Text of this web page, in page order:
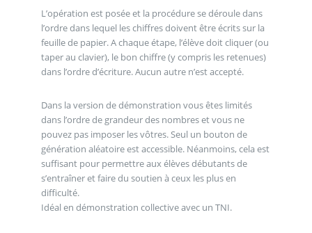
L’opération est posée et la procédure se déroule dans
l’ordre dans lequel les chiffres doivent être écrits sur la
feuille de papier. A chaque étape, l’élève doit cliquer (ou
taper au clavier), le bon chiffre (y compris les retenues)
dans l’ordre d’écriture. Aucun autre n’est accepté.
Dans la version de démonstration vous êtes limités
dans l’ordre de grandeur des nombres et vous ne
pouvez pas imposer les vôtres. Seul un bouton de
génération aléatoire est accessible. Néanmoins, cela est
suffisant pour permettre aux élèves débutants de
s’entraîner et faire du soutien à ceux les plus en
difficulté.
Idéal en démonstration collective avec un TNI.